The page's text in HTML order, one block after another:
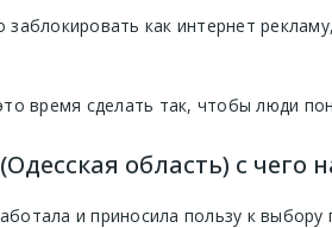
как интернет
время сделать так, чтобы люди
область) с чего
и приносила пользу к